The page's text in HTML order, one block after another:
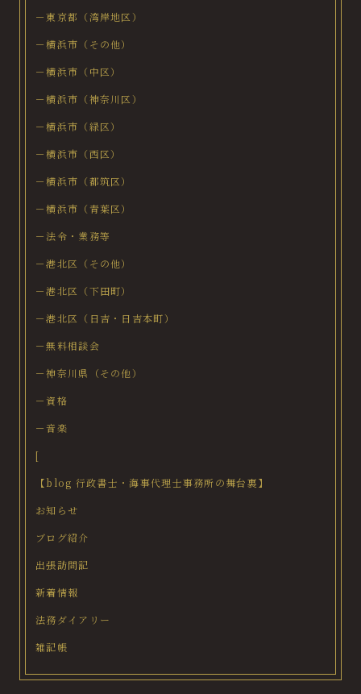
－東京都（湾岸地区）
－横浜市（その他）
－横浜市（中区）
－横浜市（神奈川区）
－横浜市（緑区）
－横浜市（西区）
－横浜市（都筑区）
－横浜市（青葉区）
－法令・業務等
－港北区（その他）
－港北区（下田町）
－港北区（日吉・日吉本町）
－無料相談会
－神奈川県（その他）
－資格
－音楽
[
【blog 行政書士・海事代理士事務所の舞台裏】
お知らせ
ブログ紹介
出張訪問記
新着情報
法務ダイアリー
雑記帳